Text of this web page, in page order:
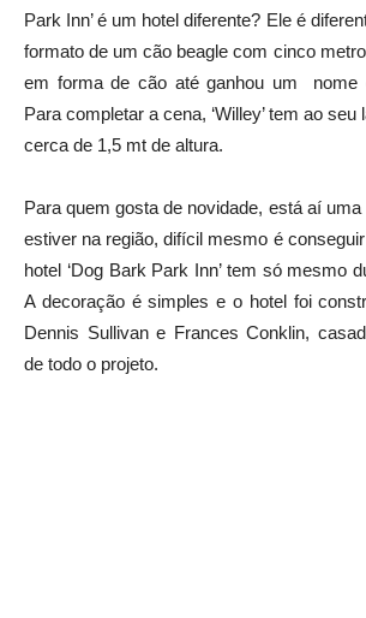
Park Inn’ é um hotel diferente? Ele é
formato de um cão beagle com cinco
em forma de cão até ganhou um nome
Para completar a cena, ‘Willey’ tem ao
cerca de 1,5 mt de altura.
Para quem gosta de novidade, está aí uma
estiver na região, difícil mesmo é
hotel ‘Dog Bark Park Inn’ tem só mesmo
A decoração é simples e o hotel foi
Dennis Sullivan e Frances Conklin,
de todo o projeto.